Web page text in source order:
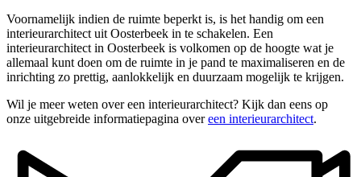
Voornamelijk indien de ruimte beperkt is, is het handig om een
interieurarchitect uit Oosterbeek in te schakelen. Een
interieurarchitect in Oosterbeek is volkomen op de hoogte wat je
allemaal kunt doen om de ruimte in je pand te maximaliseren en de
inrichting zo prettig, aanlokkelijk en duurzaam mogelijk te krijgen.
Wil je meer weten over een interieurarchitect? Kijk dan eens op
onze uitgebreide informatiepagina overeen interieurarchitect.